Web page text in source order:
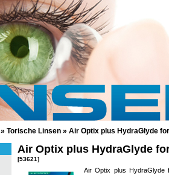
UND
» Torische Linsen » Air Optix plus HydraGlyde
Air Optix plus HydraGlyde
[53621]
Air Optix plus HydraGlyde